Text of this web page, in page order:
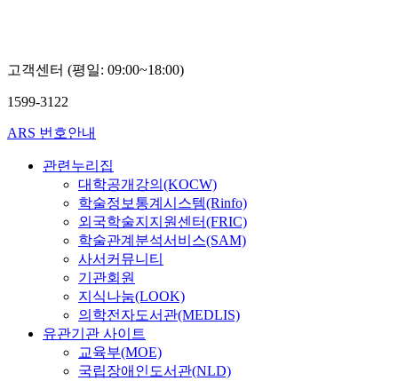
대
고객센터 (평일: 09:00~18:00)
1599-3122
ARS 번호안내
관련누리집
대학공개강의(KOCW)
학술정보통계시스템(Rinfo)
외국학술지지원센터(FRIC)
학술관계분석서비스(SAM)
사서커뮤니티
기관회원
지식나눔(LOOK)
의학전자도서관(MEDLIS)
유관기관 사이트
교육부(MOE)
국립장애인도서관(NLD)